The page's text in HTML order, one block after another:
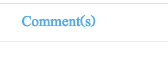
Comment(s)